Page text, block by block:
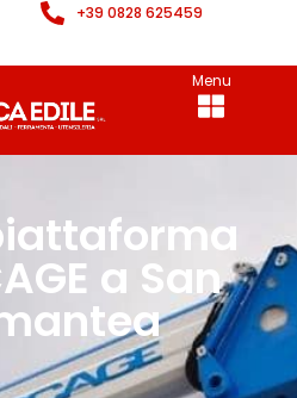
+39 0828 625459
Menu
a San